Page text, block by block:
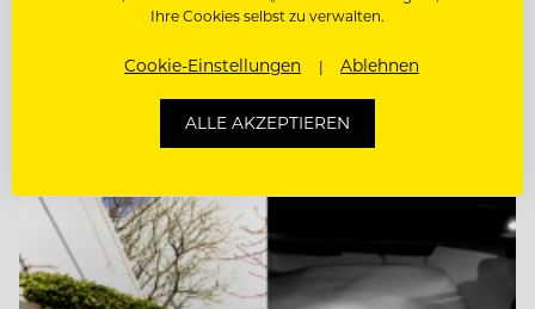
CHEF DE RANG MIT SOMMELIER-
KENNTNISSEN
RESTAURANTLEITUNG MIT SOMMELIER-
Entdecke alle Jobs
Ihre Cookies selbst zu verwalten.
Cookie-Einstellungen Ablehnen
ALLE AKZEPTIEREN